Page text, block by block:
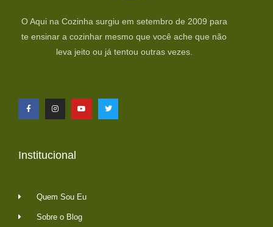
O Aqui na Cozinha surgiu em setembro de 2009 para
te ensinar a cozinhar mesmo que você ache que não
leva jeito ou já tentou outras vezes.
Institucional
Quem Sou Eu
Sobre o Blog